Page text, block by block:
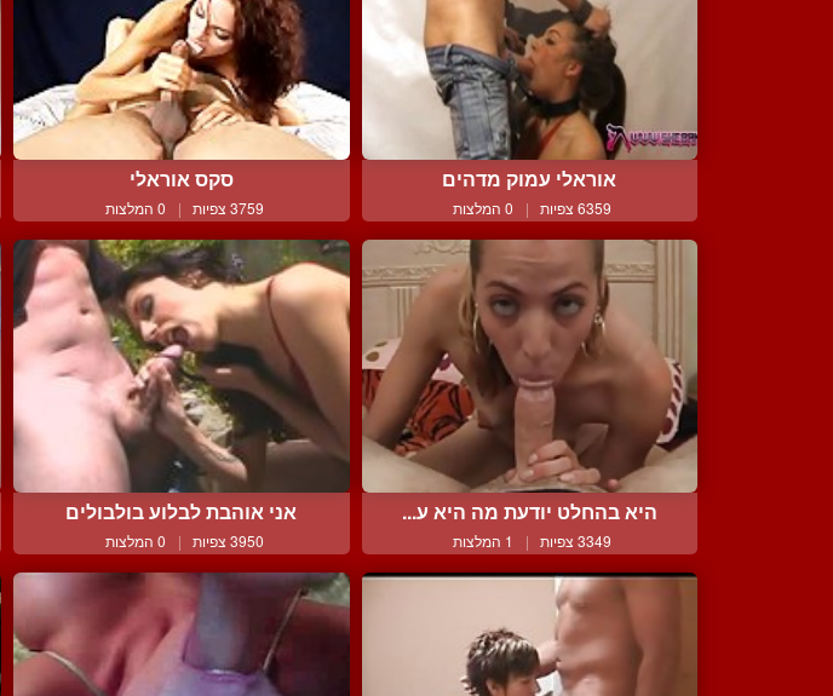
אוראלי עמוק מדהים
6359 צפיות | 0 המלצות
סקס אוראלי
3759 צפיות | 0 המלצות
היא בהחלט יודעת מה היא ע...
3349 צפיות | 1 המלצות
אני אוהבת לבלוע בולבולים
3950 צפיות | 0 המלצות